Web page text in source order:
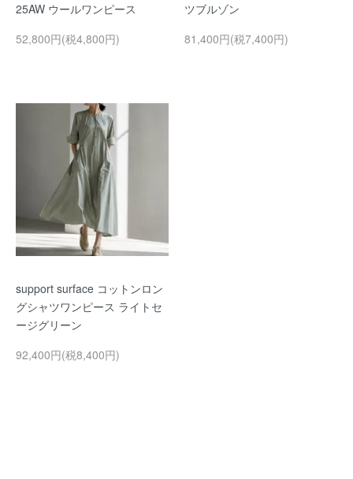
25AW ウールワンピース
52,800円(税4,800円)
ツブルゾン
81,400円(税7,400円)
support surface コットンロン
グシャツワンピース ライトセ
ージグリーン
92,400円(税8,400円)